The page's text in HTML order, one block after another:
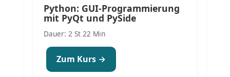
Python: GUI-Programmierung
mit PyQt und PySide
Dauer: 2 St 22 Min
Zum Kurs →